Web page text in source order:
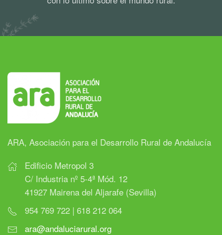
ARA, Asociación para el Desarrollo Rural de Andalucía
Edificio Metropol 3
C/ Industria nº 5-4ª Mód. 12
41927 Mairena del Aljarafe (Sevilla)
954 769 722 | 618 212 064
ara@andaluciarural.org